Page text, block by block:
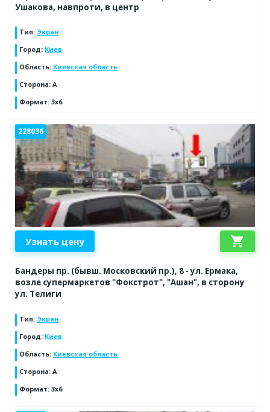
Ушакова, навпроти, в центр
Тип: Экран
Город: Киев
Область: Киевская область
Сторона: A
Формат: 3x6
228036
Узнать цену shopping_cart
Бандеры пр. (бывш. Московский пр.), 8 - ул. Ермака,
возле супермаркетов "Фокстрот", "Ашан", в сторону
ул. Телиги
Тип: Экран
Город: Киев
Область: Киевская область
Сторона: A
Формат: 3x6